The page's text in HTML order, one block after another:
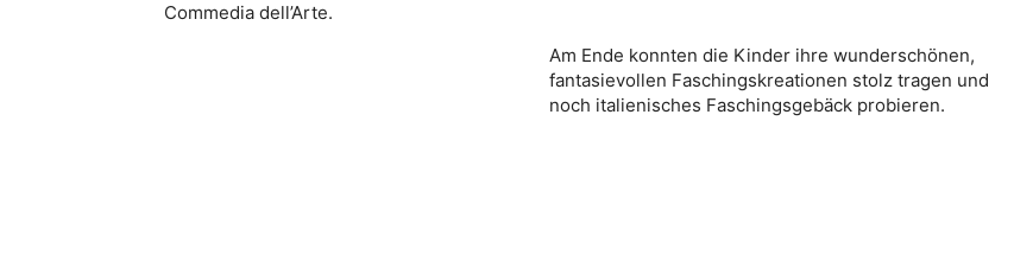
Commedia dell’Arte.
Am Ende konnten die Kinder ihre wunderschönen,
fantasievollen Faschingskreationen stolz tragen und
noch italienisches Faschingsgebäck probieren.